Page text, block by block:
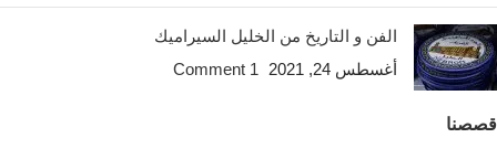
الفن و التاريخ من الخليل السيراميك
أغسطس 24, 2021
1 Comment
قصصنا